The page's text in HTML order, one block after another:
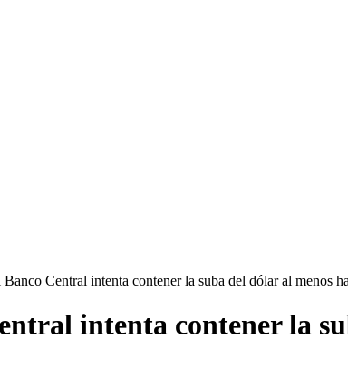
Banco Central intenta contener la suba del dólar al menos
intenta contener la